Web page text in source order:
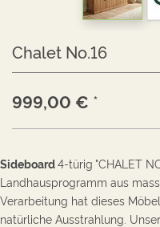
Chalet No.16
999,00 € *
Sideboard4-türig "CHALET
Landhausprogramm aus
Verarbeitung hat dieses
natürliche Ausstrahlung.